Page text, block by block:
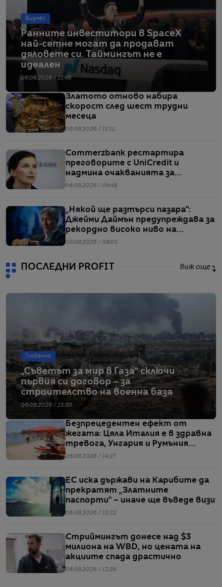
Бизнес
Ранните инвеститори в SpaceX
най-сетне могат да продават
дяловете си. Таймингът не е
идеален
06.08.2026 / 11:48
Златото отново набира
скорост след шест трудни
месеца
06.08.2026 / 11:11
Commerzbank рестартира
преговорите с UniCredit и
надмина очакванията за
тримесечието
06.08.2026 / 09:48
„Някой ще разтърси пазара“:
Джейми Даймън предупреждава за
рекордно високо ниво на
ливъридж
06.08.2026 / 08:05
ПОСЛЕДНИ PROFIT виж още
Глобално
„Съветът за мир в Газа“ сключи
първия си договор – за
строителство на военна база
06.08.2026 / 15:30
Безпрецедентен ефект от
жегата: Цяла Италия е в здравна
тревога, Унгария и Румъния
пестят електричество
06.08.2026 / 14:27
ЕС иска държави на Карибите да
прекратят „Златните
паспорти“ – иначе ще въведе визи
06.08.2026 / 13:22
Стриймингът донесе над $3
милиона на WBD, но цената на
акциите спада драстично
06.08.2026 / 12:36